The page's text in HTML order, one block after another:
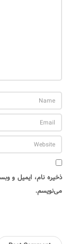
ذخیره نام، ایمیل و
می‌نویسم.